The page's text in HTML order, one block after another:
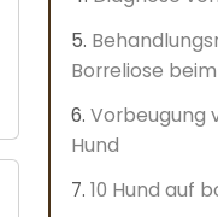
Borreliose
Vorbeugung
Hund
10 Hund auf